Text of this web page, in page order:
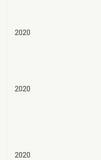
2020
2020
2020